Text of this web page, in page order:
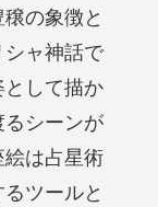
の象徴と
シャ神話で
して描か
シーンが
は占星術
ツールと